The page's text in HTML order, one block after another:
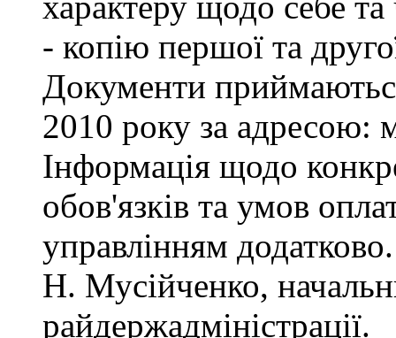
- копію першої та
Документи
2010 року за адресою:
Інформація щодо
обов'язків та умов
управлінням додатково.
Н. Мусійченко,
райдержадміністрації.